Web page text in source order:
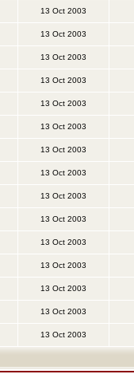
13 Oct 2003
13 Oct 2003
13 Oct 2003
13 Oct 2003
13 Oct 2003
13 Oct 2003
13 Oct 2003
13 Oct 2003
13 Oct 2003
13 Oct 2003
13 Oct 2003
13 Oct 2003
13 Oct 2003
13 Oct 2003
13 Oct 2003